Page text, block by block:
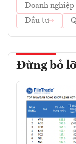
Doanh
Đầu tư
Đừng bỏ lỡ